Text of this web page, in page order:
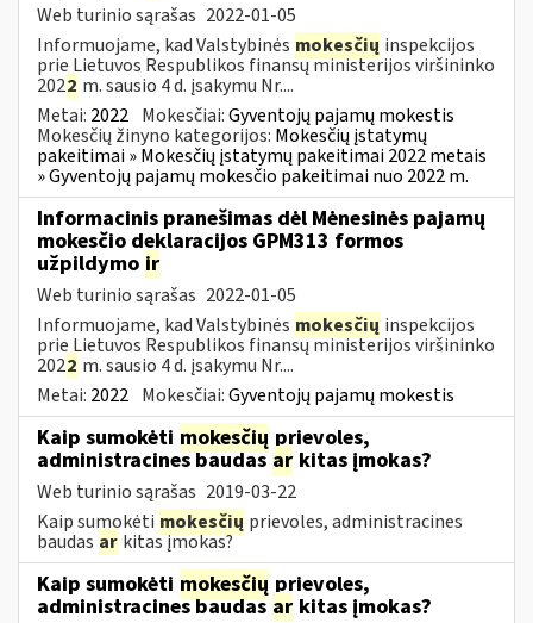
Web turinio sąrašas 2022-01-05
Informuojame, kad Valstybinės mokesčių inspekcijos
prie Lietuvos Respublikos finansų ministerijos viršininko
2022 m. sausio 4 d. įsakymu Nr....
Metai: 2022 Mokesčiai:Gyventojų pajamų mokestis
Mokesčių žinyno kategorijos: Mokesčių įstatymų
pakeitimai » Mokesčių įstatymų pakeitimai 2022 metais
» Gyventojų pajamų mokesčio pakeitimai nuo 2022 m.
Informacinis pranešimas dėl Mėnesinės pajamų
mokesčio deklaracijos GPM313 formos
užpildymo ir
Web turinio sąrašas 2022-01-05
Informuojame, kad Valstybinės mokesčių inspekcijos
prie Lietuvos Respublikos finansų ministerijos viršininko
2022 m. sausio 4 d. įsakymu Nr....
Metai: 2022 Mokesčiai:Gyventojų pajamų mokestis
Kaip sumokėti mokesčių prievoles,
administracines baudasar kitas įmokas?
Web turinio sąrašas 2019-03-22
Kaip sumokėti mokesčių prievoles, administracines
baudas ar kitas įmokas?
Kaip sumokėti mokesčių prievoles,
administracines baudasar kitas įmokas?